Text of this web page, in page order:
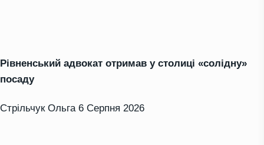
Рівненський адвокат отримав у столиці «солідну»
посаду
Стрільчук Ольга 6 Серпня 2026